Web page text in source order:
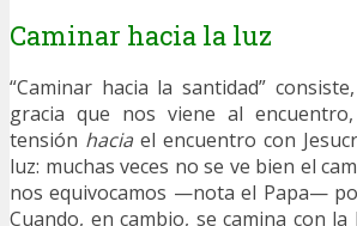
Caminar hacia la luz
“Caminar hacia la santidad”
gracia que nos viene al
tensión haciael encuentro con
luz: muchas veces no se ve bien el
nos equivocamos —nota el Papa—
Cuando, en cambio, se camina con